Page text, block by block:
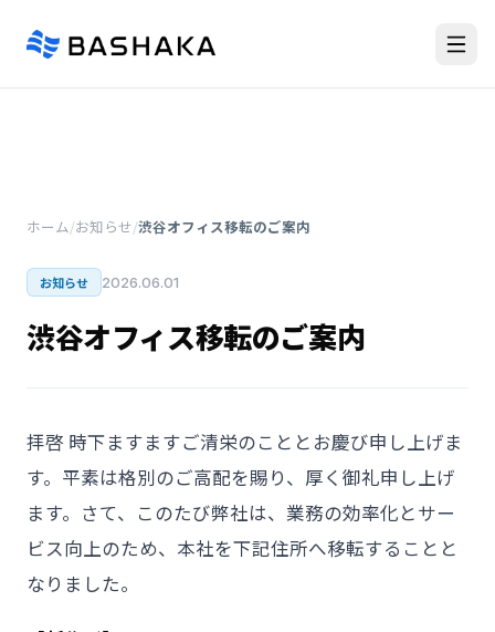
ホーム/お知らせ/渋谷オフィス移転のご案内
お知らせ 2026.06.01
渋谷オフィス移転のご案内
拝啓 時下ますますご清栄のこととお慶び申し上げま
す。平素は格別のご高配を賜り、厚く御礼申し上げ
ます。さて、このたび弊社は、業務の効率化とサー
ビス向上のため、本社を下記住所へ移転することと
なりました。